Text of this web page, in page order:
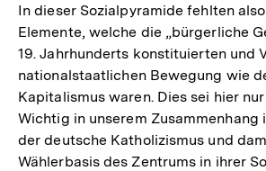
In dieser Sozialpyramide fehlten
Elemente, welche die „bürgerliche
19. Jahrhunderts konstituierten und
nationalstaatlichen Bewegung wie
Kapitalismus waren. Dies sei hier
Wichtig in unserem Zusammenhang
der deutsche Katholizismus und
Wählerbasis des Zentrums in ihrer